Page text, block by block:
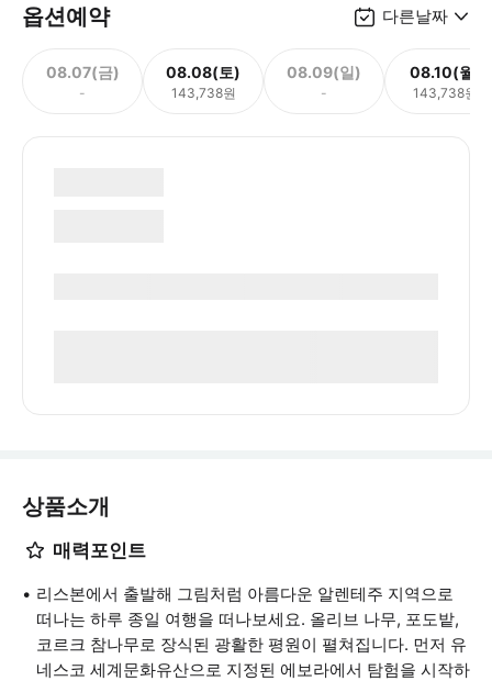
옵션예약 다른날짜
08.07(금)
-
08.08(토)
143,738원
08.09(일)
-
08.10(월)
143,738원
상품소개
매력포인트
리스본에서 출발해 그림처럼 아름다운 알렌테주 지역으로
떠나는 하루 종일 여행을 떠나보세요. 올리브 나무, 포도밭,
코르크 참나무로 장식된 광활한 평원이 펼쳐집니다. 먼저 유
네스코 세계문화유산으로 지정된 에보라에서 탐험을 시작하